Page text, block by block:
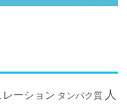
ーション タンパク質 人